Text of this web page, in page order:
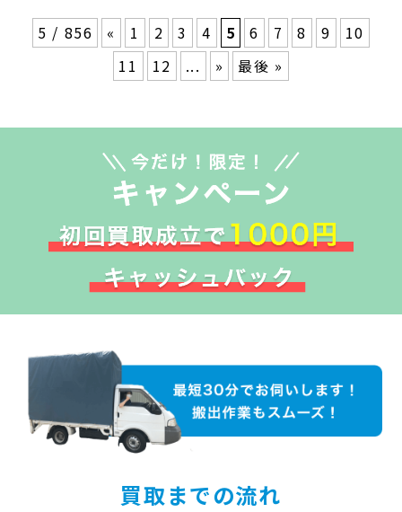
5 / 856 « 1 2 3 4 5 6 7 8 9
10
11
12 ... » 最後 »
買取までの流れ